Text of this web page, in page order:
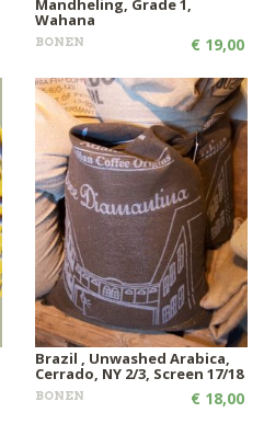
Mandheling, Grade 1,
Wahana
BONEN € 19,00
Brazil , Unwashed Arabica,
Cerrado, NY 2/3, Screen 17/18
BONEN € 18,00